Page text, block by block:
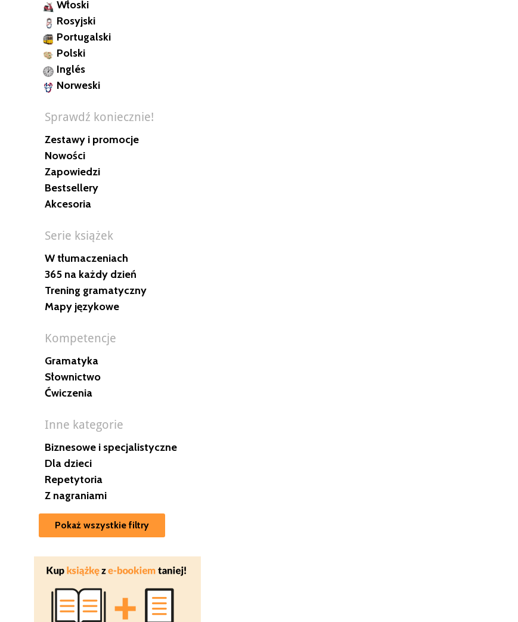
Włoski
Rosyjski
Portugalski
Polski
Inglés
Norweski
Sprawdź koniecznie!
Zestawy i promocje
Nowości
Zapowiedzi
Bestsellery
Akcesoria
Serie książek
W tłumaczeniach
365 na każdy dzień
Trening gramatyczny
Mapy językowe
Kompetencje
Gramatyka
Słownictwo
Ćwiczenia
Inne kategorie
Biznesowe i specjalistyczne
Dla dzieci
Repetytoria
Z nagraniami
Pokaż wszystkie filtry